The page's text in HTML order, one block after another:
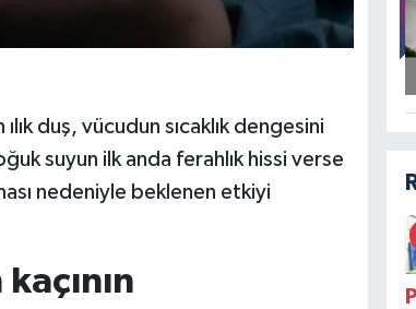
ılık duş, vücudun sıcaklık dengesini
suyun ilk anda ferahlık hissi verse
nedeniyle beklenen etkiyi